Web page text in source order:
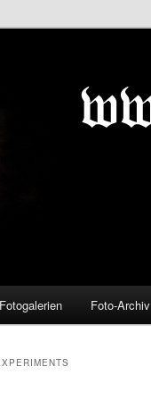
Fotogalerien Foto-Archiv